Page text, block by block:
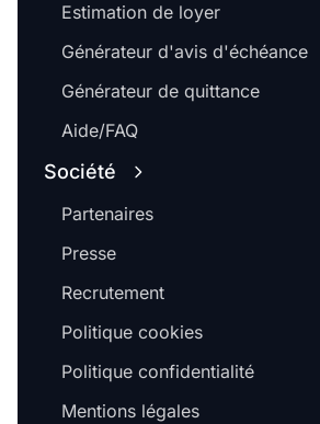
Estimation de loyer
Générateur d'avis d'échéance
Générateur de quittance
Aide/FAQ
Société
Partenaires
Presse
Recrutement
Politique cookies
Politique confidentialité
Mentions légales